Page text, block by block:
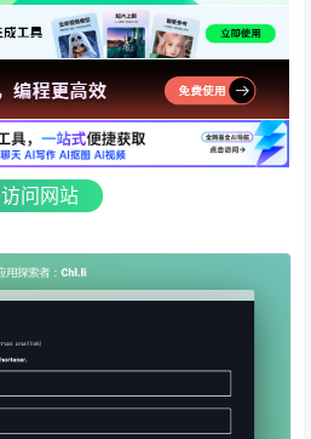
访问网站